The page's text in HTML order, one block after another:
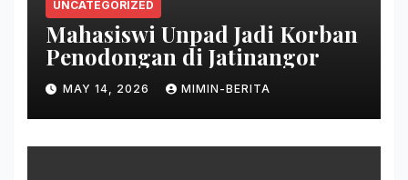
UNCATEGORIZED
Mahasiswi Unpad Jadi Korban
Penodongan di Jatinangor
MAY 14, 2026 MIMIN-BERITA